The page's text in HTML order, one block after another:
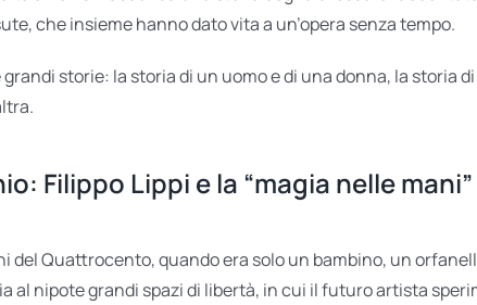
che insieme hanno dato vita a un’opera senza tempo.
storie: la storia di un uomo e di una donna, la storia
Filippo Lippi e la “magia nelle mani”
del Quattrocento, quando era solo un bambino, un
al nipote grandi spazi di libertà, in cui il futuro artista